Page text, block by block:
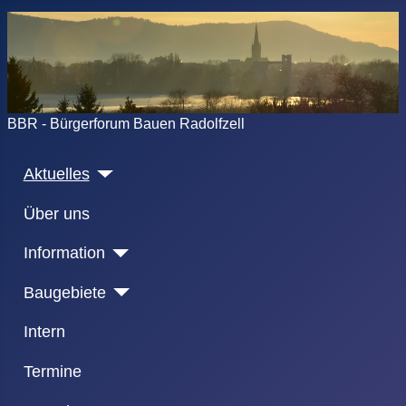
BBR - Bürgerforum Bauen Radolfzell
Aktuelles
Über uns
Information
Baugebiete
Intern
Termine